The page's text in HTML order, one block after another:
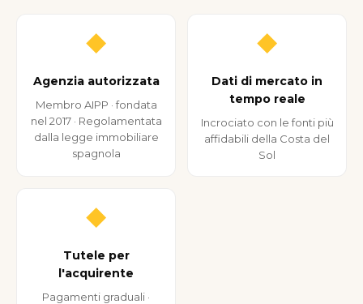
◆
Agenzia autorizzata
Membro AIPP · fondata
nel 2017 · Regolamentata
dalla legge immobiliare
spagnola
◆
Dati di mercato in
tempo reale
Incrociato con le fonti più
affidabili della Costa del
Sol
◆
Tutele per
l'acquirente
Pagamenti graduali ·